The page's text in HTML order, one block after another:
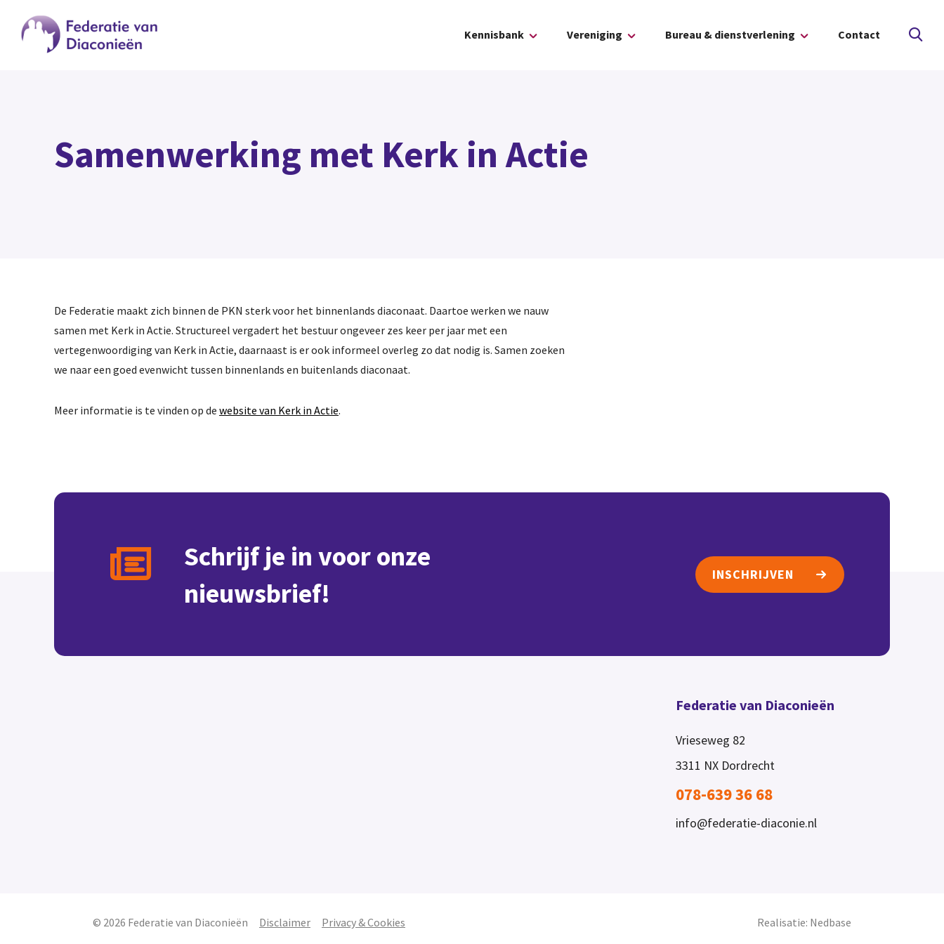
Kennisbank Vereniging Bureau & dienstverlening Contact
Samenwerking met Kerk in Actie
De Federatie maakt zich binnen de PKN sterk voor het binnenlands diaconaat. Daartoe werken we nauw
samen met Kerk in Actie. Structureel vergadert het bestuur ongeveer zes keer per jaar met een
vertegenwoordiging van Kerk in Actie, daarnaast is er ook informeel overleg zo dat nodig is. Samen zoeken
we naar een goed evenwicht tussen binnenlands en buitenlands diaconaat.
Meer informatie is te vinden op de website van Kerk in Actie.
Schrijf je in voor onze
nieuwsbrief!
INSCHRIJVEN
Federatie van Diaconieën
Vrieseweg 82
3311 NX Dordrecht
078-639 36 68
info@federatie-diaconie.nl
© 2026 Federatie van Diaconieën Disclaimer Privacy & Cookies Realisatie: Nedbase